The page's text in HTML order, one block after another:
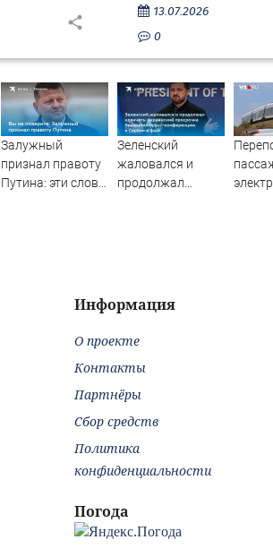
13.07.2026
0
Залужный
признал правоту
Путина: эти слова
Зеленский
жаловался и
продолжал
Информация
О проекте
Контакты
Партнёры
Сбор средств
Политика
конфиденциальности
Погода